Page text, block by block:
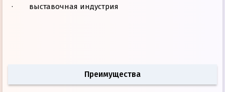
· выставочная индустрия
Преимущества